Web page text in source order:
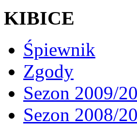
KIBICE
Śpiewnik
Zgody
Sezon 2009/
Sezon 2008/